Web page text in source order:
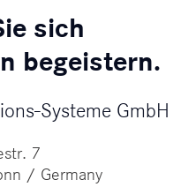
sich
begeistern.
Systeme GmbH
7
/ Germany